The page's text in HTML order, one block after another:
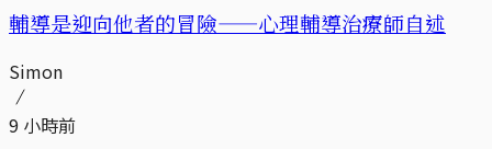
輔導是迎向他者的冒險——心理輔導治療師自述
Simon
9 小時前